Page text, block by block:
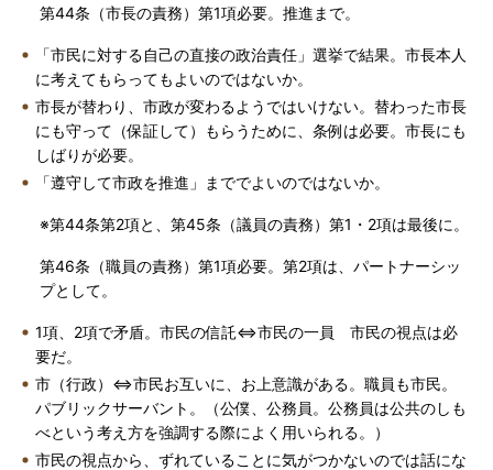
第44条（市長の責務）第1項必要。推進まで。
「市民に対する自己の直接の政治責任」選挙で結果。市長本人
に考えてもらってもよいのではないか。
市長が替わり、市政が変わるようではいけない。替わった市長
にも守って（保証して）もらうために、条例は必要。市長にも
しばりが必要。
「遵守して市政を推進」まででよいのではないか。
※第44条第2項と、第45条（議員の責務）第1・2項は最後に。
第46条（職員の責務）第1項必要。第2項は、パートナーシッ
プとして。
1項、2項で矛盾。市民の信託⇔市民の一員 市民の視点は必
要だ。
市（行政）⇔市民お互いに、お上意識がある。職員も市民。
パブリックサーバント。（公僕、公務員。公務員は公共のしも
べという考え方を強調する際によく用いられる。）
市民の視点から、ずれていることに気がつかないのでは話にな